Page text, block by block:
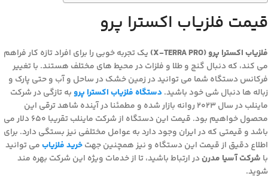
قیمت فلزیاب اکسترا پرو
فلزیاب اکسترا پرو (X-TERRA PRO)
یک تجربه خوبی را برای افراد تازه کار فراهم
می کند، که دنبال گنج و طلا و فلزات در محیط های مختلف هستند. با تغییر
فرکانس دستگاه شما می توانید در زمین خشک در ساحل و آب و حتی پارک و
زباله ها دنبال شی خود باشید.دستگاه فلزیاب اکسترا پروبه تازگی در شرکت
ماینلب در سال 2023 روانه بازار شده و مطمئنا در آینده شاهد ترقی این
محصول خواهیم بود. قیمت این دستگاه از شرکت ماینلب تقریبا 650 دلار می
باشد و قیمتی که در ایران وجود دارد به عوامل مختلفی نیز بستگی دارد. برای
اطلاع دقیق از قیمت این دستگاه و نیز همچنین جهتخرید فلزیابمی توانید
با شرکت آسیا مدرندر ارتباط باشید، تا از خدمات ویژه این شرکت بهره مند
شوید.